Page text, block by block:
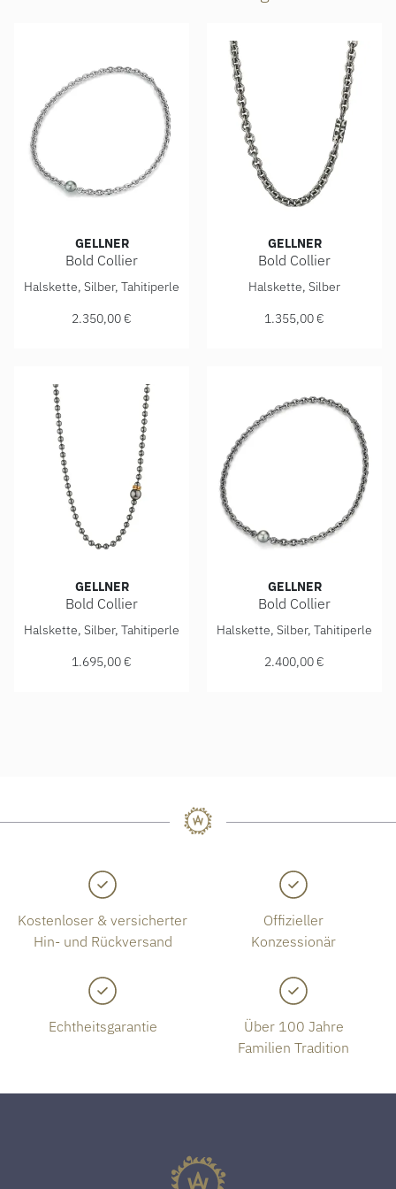
GELLNER
Bold Collier
Gellner Bold Collier, Ref: 5-24212-06, Preis: 2.350,00 €
Halskette, Silber, Tahitiperle
2.350,00 €
GELLNER
Bold Collier
Gellner Bold Collier, Ref:
Halskette, Silber
1.355,00 €
GELLNER
Bold Collier
Gellner Bold Collier, Ref: 5-24759-02, Preis: 1.695,00 €
Halskette, Silber, Tahitiperle
1.695,00 €
GELLNER
Bold Collier
Gellner Bold Collier, Ref:
Halskette, Silber, Tahitiperle
2.400,00 €
Kostenloser & versicherter
Hin- und Rückversand
Offizieller
Konzessionär
Echtheitsgarantie
Über 100 Jahre
Familien Tradition